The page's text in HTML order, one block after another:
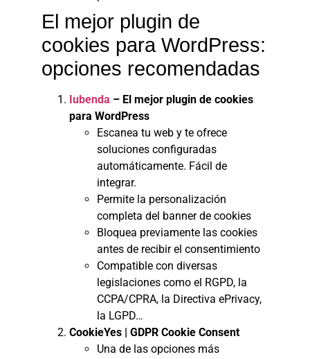
El mejor plugin de
cookies para WordPress:
opciones recomendadas
Iubenda – El mejor plugin de cookies
para WordPress
Escanea tu web y te ofrece
soluciones configuradas
automáticamente. Fácil de
integrar.
Permite la personalización
completa del banner de cookies
Bloquea previamente las cookies
antes de recibir el consentimiento
Compatible con diversas
legislaciones como el RGPD, la
CCPA/CPRA, la Directiva ePrivacy,
la LGPD…
CookieYes | GDPR Cookie Consent
Una de las opciones más